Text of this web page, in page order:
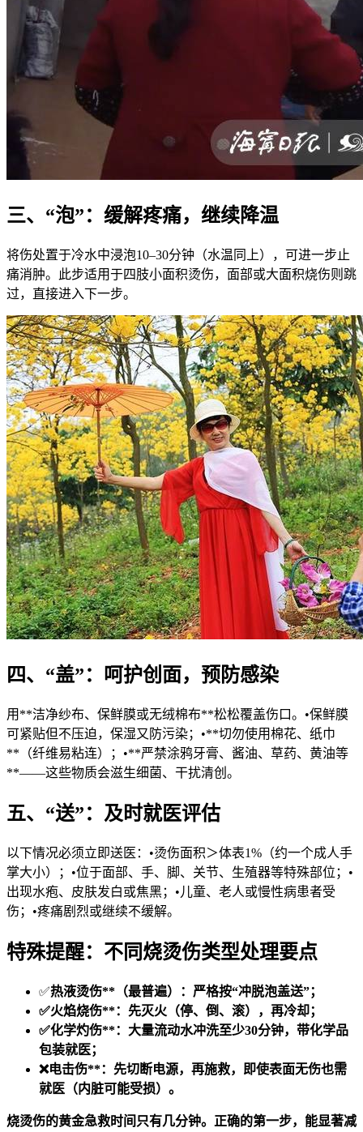
三、“泡”：缓解疼痛，继续降温
将伤处置于冷水中浸泡10–30分钟（水温同上），可进一步止
痛消肿。此步适用于四肢小面积烫伤，面部或大面积烧伤则跳
过，直接进入下一步。
四、“盖”：呵护创面，预防感染
用**洁净纱布、保鲜膜或无绒棉布**松松覆盖伤口。•保鲜膜
可紧贴但不压迫，保湿又防污染；•**切勿使用棉花、纸巾
**（纤维易粘连）；•**严禁涂鸦牙膏、酱油、草药、黄油等
**——这些物质会滋生细菌、干扰清创。
五、“送”：及时就医评估
以下情况必须立即送医：•烫伤面积＞体表1%（约一个成人手
掌大小）；•位于面部、手、脚、关节、生殖器等特殊部位；•
出现水疱、皮肤发白或焦黑；•儿童、老人或慢性病患者受
伤；•疼痛剧烈或继续不缓解。
特殊提醒：不同烧烫伤类型处理要点
✅热液烫伤**（最普遍）：严格按“冲脱泡盖送”；
✅火焰烧伤**：先灭火（停、倒、滚），再冷却；
✅化学灼伤**：大量流动水冲洗至少30分钟，带化学品
包装就医；
❌电击伤**：先切断电源，再施救，即使表面无伤也需
就医（内脏可能受损）。
烧烫伤的黄金急救时间只有几分钟。正确的第一步，能显著减